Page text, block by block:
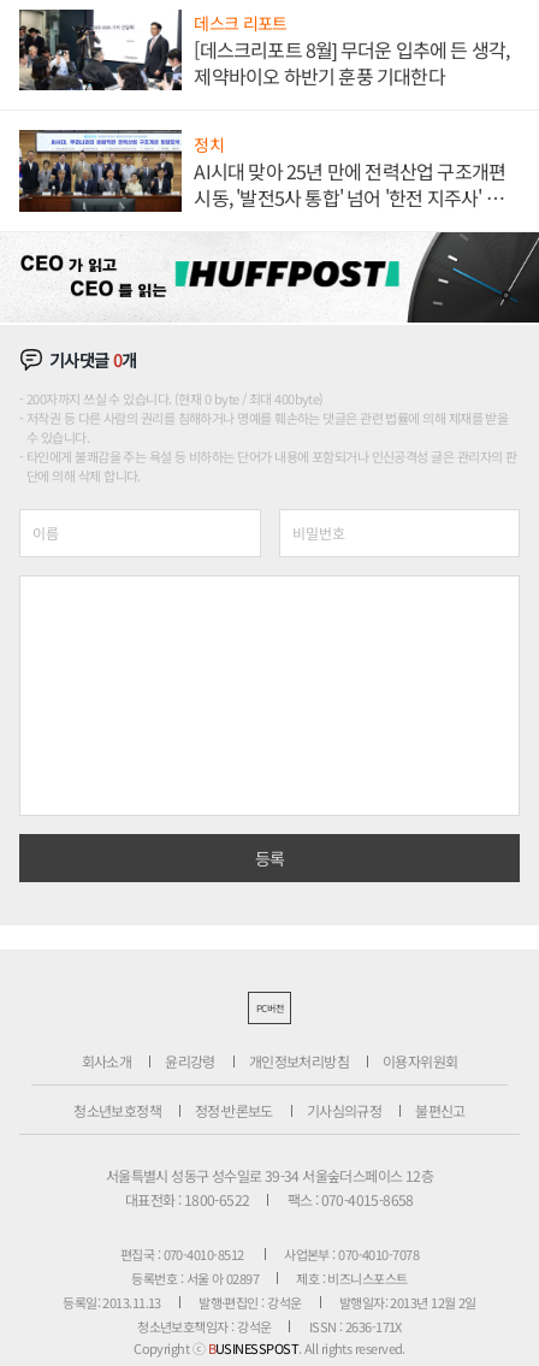
데스크 리포트
[데스크리포트 8월] 무더운 입추에 든 생각,
제약바이오 하반기 훈풍 기대한다
정치
AI시대 맞아 25년 만에 전력산업 구조개편
시동, '발전5사 통합' 넘어 '한전 지주사' 재편
기사댓글0개
200자까지 쓰실 수 있습니다. (현재 0 byte / 최대 400byte)
저작권 등 다른 사람의 권리를 침해하거나 명예를 훼손하는 댓글은 관련 법률에 의해 제재를 받을
수 있습니다.
타인에게 불쾌감을 주는 욕설 등 비하하는 단어가 내용에 포함되거나 인신공격성 글은 관리자의 판
단에 의해 삭제 합니다.
PC버전
회사소개 윤리강령 개인정보처리방침 이용자위원회
청소년보호정책 정정·반론보도 기사심의규정 불편신고
서울특별시 성동구 성수일로 39-34 서울숲더스페이스 12층
대표전화 : 1800-6522
팩스 : 070-4015-8658
편집국 : 070-4010-8512
사업본부 : 070-4010-7078
등록번호 : 서울 아 02897
제호 : 비즈니스포스트
등록일: 2013.11.13
발행·편집인 : 강석운
발행일자: 2013년 12월 2일
청소년보호책임자 : 강석운
ISSN : 2636-171X
Copyright ⓒBUSINESSPOST. All rights reserved.